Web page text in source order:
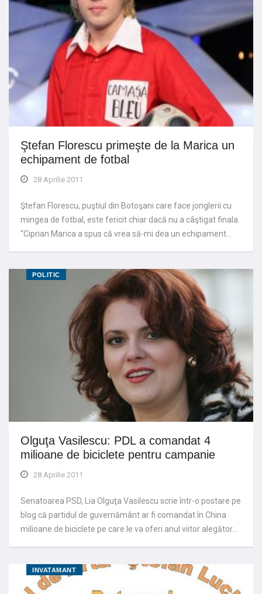
Ştefan Florescu primeşte de la Marica un
echipament de fotbal
28 Aprilie 2011
Ştefan Florescu, puştiul din Botoşani care face jonglerii cu
mingea de fotbal, este fericit chiar dacă nu a câştigat finala.
“Ciprian Marica a spus că vrea să-mi dea un echipament…
POLITIC
Olguţa Vasilescu: PDL a comandat 4
milioane de biciclete pentru campanie
28 Aprilie 2011
Senatoarea PSD, Lia Olguţa Vasilescu scrie într-o postare pe
blog că partidul de guvernământ ar fi comandat în China
milioane de biciclete pe care le va oferi anul viitor alegător…
INVATAMANT